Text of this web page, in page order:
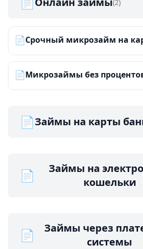
(2)
📄
📄
📄Займы на карты
📄
Займы на
кошельки
📄
Займы через
системы